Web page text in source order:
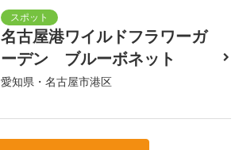
名古屋港ワイルドフラワーガ
ーデン ブルーボネット
愛知県・名古屋市港区